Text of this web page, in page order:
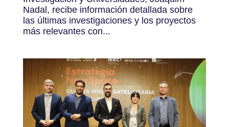
Nadal, recibe información detallada sobre
las últimas investigaciones y los proyectos
más relevantes con...